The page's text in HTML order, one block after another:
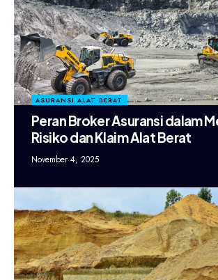
ASURANSI ALAT BERAT
Peran Broker Asuransi dalam
Risiko dan Klaim Alat Berat
November 4, 2025